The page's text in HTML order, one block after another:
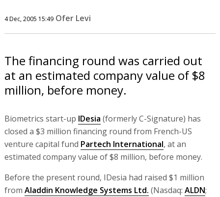
4 Dec, 2005 15:49 Ofer Levi
The financing round was carried out
at an estimated company value of $8
million, before money.
Biometrics start-up IDesia (formerly C-Signature) has
closed a $3 million financing round from French-US
venture capital fund Partech International, at an
estimated company value of $8 million, before money.
Before the present round, IDesia had raised $1 million
from Aladdin Knowledge Systems Ltd. (Nasdaq: ALDN;